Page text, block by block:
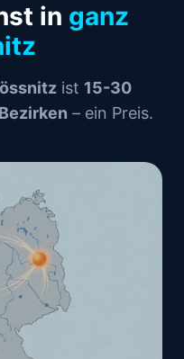
in ganz
ist 15-30
– ein Preis.